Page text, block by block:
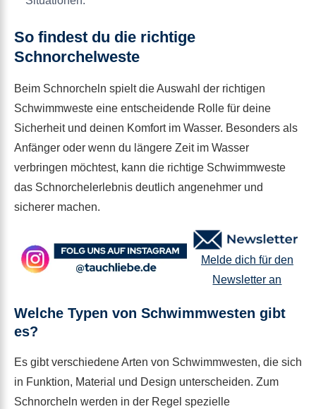
So findest du die richtige
Schnorchelweste
Beim Schnorcheln spielt die Auswahl der richtigen
Schwimmweste eine entscheidende Rolle für deine
Sicherheit und deinen Komfort im Wasser. Besonders als
Anfänger oder wenn du längere Zeit im Wasser
verbringen möchtest, kann die richtige Schwimmweste
das Schnorchelerlebnis deutlich angenehmer und
sicherer machen.
Melde dich für den
Newsletter an
Welche Typen von Schwimmwesten gibt
es?
Es gibt verschiedene Arten von Schwimmwesten, die sich
in Funktion, Material und Design unterscheiden. Zum
Schnorcheln werden in der Regel spezielle